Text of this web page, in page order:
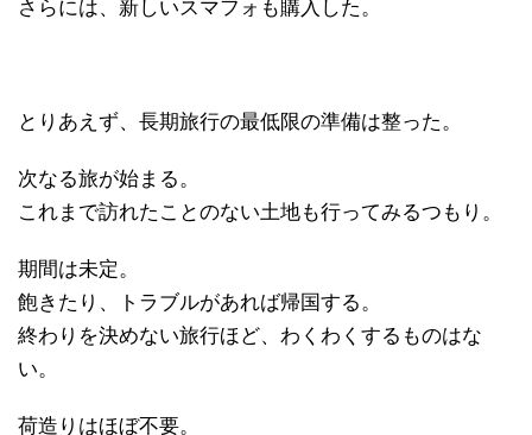
さらには、新しいスマフォも購入した。
とりあえず、長期旅行の最低限の準備は整った。
次なる旅が始まる。
これまで訪れたことのない土地も行ってみるつもり。
期間は未定。
飽きたり、トラブルがあれば帰国する。
終わりを決めない旅行ほど、わくわくするものはな
い。
荷造りはほぼ不要。